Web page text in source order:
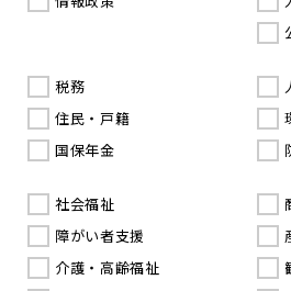
税務
住民・戸籍
国保年金
社会福祉
障がい者支援
介護・高齢福祉